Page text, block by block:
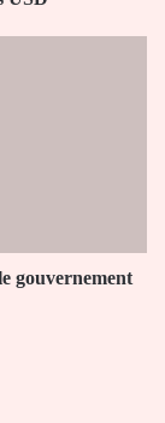
gouvernement